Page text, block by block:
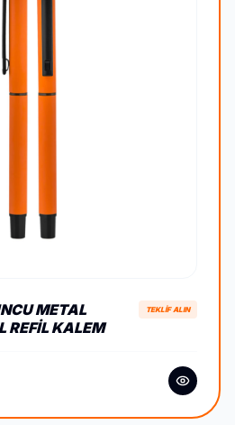
METAL
REFIL KALEM
TEKLİF ALIN